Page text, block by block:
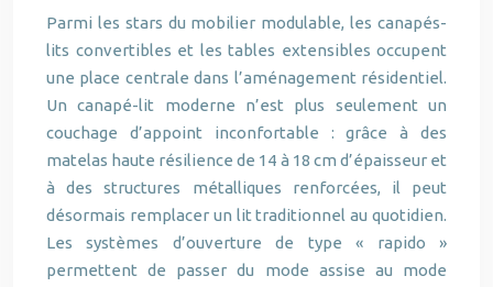
Parmi les stars du mobilier modulable, les canapés-
lits convertibles et les tables extensibles occupent
une place centrale dans l’aménagement résidentiel.
Un canapé-lit moderne n’est plus seulement un
couchage d’appoint inconfortable : grâce à des
matelas haute résilience de 14 à 18 cm d’épaisseur et
à des structures métalliques renforcées, il peut
désormais remplacer un lit traditionnel au quotidien.
Les systèmes d’ouverture de type « rapido »
permettent de passer du mode assise au mode